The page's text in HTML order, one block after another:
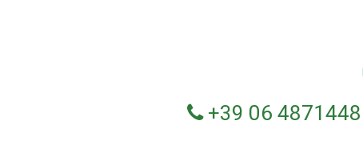
+39 06 4871448